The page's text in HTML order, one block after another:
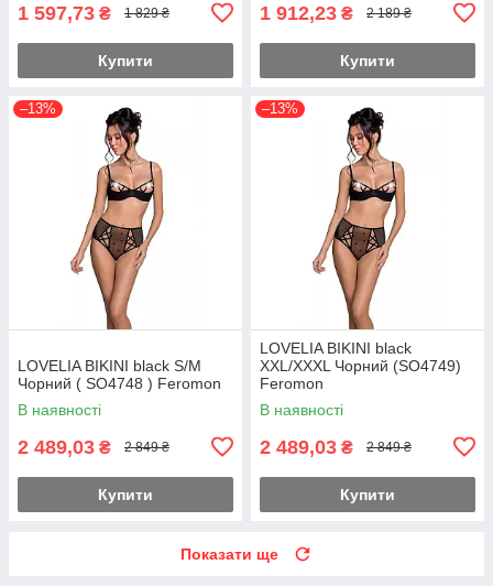
1 597,73 ₴ 1 829 ₴
Купити
1 912,23 ₴ 2 189 ₴
Купити
–13%
LOVELIA BIKINI black S/M
Чорний ( SO4748 ) Feromon
В наявності
2 489,03 ₴ 2 849 ₴
Купити
–13%
LOVELIA BIKINI black
XXL/XXXL Чорний (SO4749)
Feromon
В наявності
2 489,03 ₴ 2 849 ₴
Купити
Показати ще